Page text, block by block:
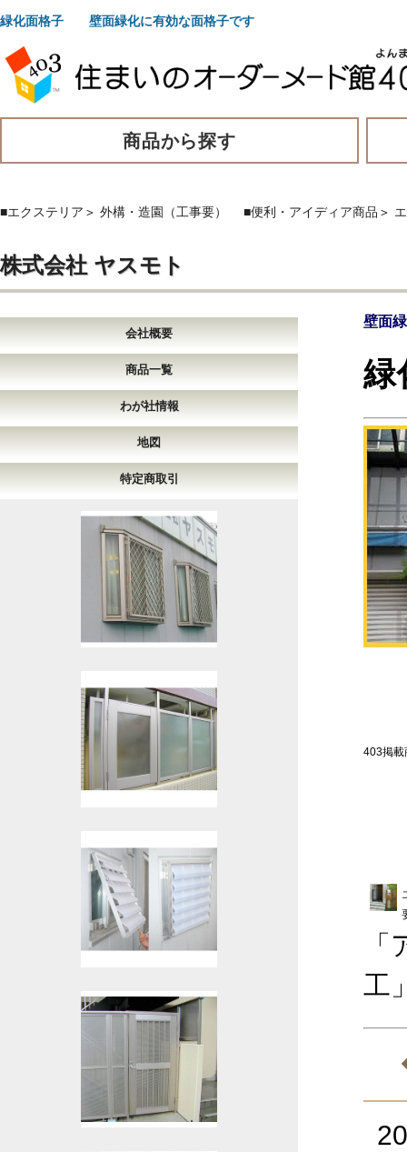
緑化面格子 壁面緑化に有効な面格子です
商品から探す
■エクステリア ＞ 外構・造園（工事要） ■便利・アイディア商品 ＞
株式会社 ヤスモト
会社概要
商品一覧
わが社情報
地図
特定商取引
壁面
緑
403掲載
工